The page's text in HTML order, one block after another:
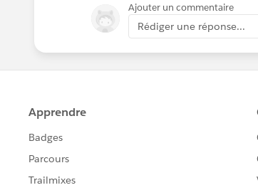
Ajouter un commentaire
Rédiger une réponse...